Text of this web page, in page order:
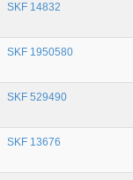
SKF 14832
SKF 1950580
SKF 529490
SKF 13676